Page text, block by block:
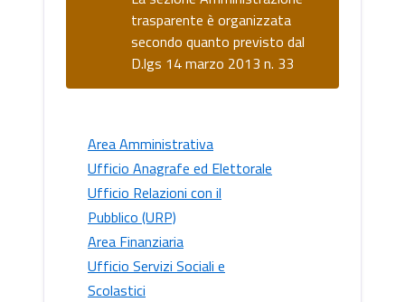
trasparente è organizzata
secondo quanto previsto dal
D.lgs 14 marzo 2013 n. 33
Area Amministrativa
Ufficio Anagrafe ed Elettorale
Ufficio Relazioni con il
Pubblico (URP)
Area Finanziaria
Ufficio Servizi Sociali e
Scolastici